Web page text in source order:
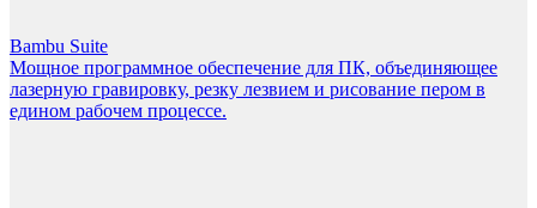
Bambu Suite
Мощное программное обеспечение для ПК, объединяющее
лазерную гравировку, резку лезвием и рисование пером в
едином рабочем процессе.